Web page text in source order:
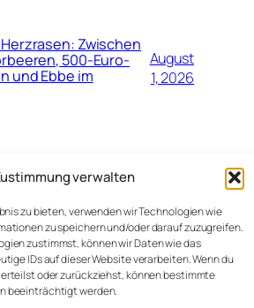
verwalten
zu bieten, verwenden wir Technologien wie
zu speichern und/oder darauf zuzugreifen.
zustimmst, können wir Daten wie das
IDs auf dieser Website verarbeiten. Wenn du
oder zurückziehst, können bestimmte
beeinträchtigt werden.
Zwischen
500-Euro-
und Ebbe im
August
1, 2026
für Marinko Jurendić
(SFV)
2026